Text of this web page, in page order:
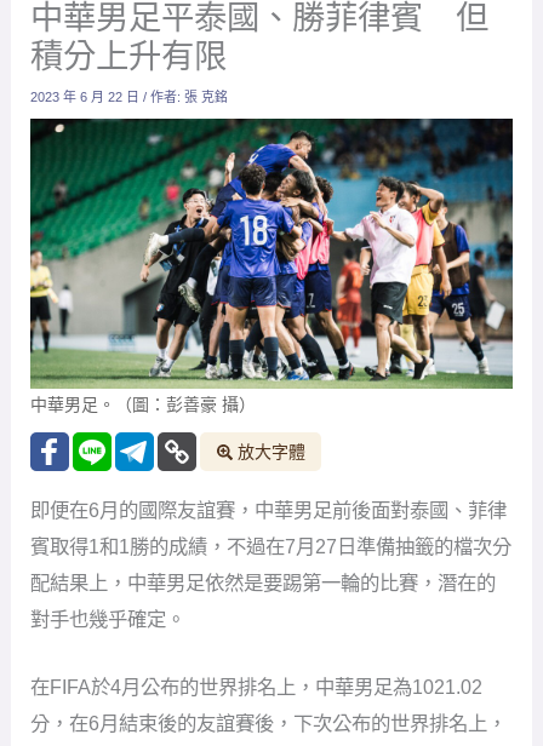
中華男足平泰國、勝菲律賓 但
積分上升有限
2023 年 6 月 22 日/ 作者:張 克銘
中華男足。（圖：彭善豪 攝）
放大字體
即便在6月的國際友誼賽，中華男足前後面對泰國、菲律
賓取得1和1勝的成績，不過在7月27日準備抽籤的檔次分
配結果上，中華男足依然是要踢第一輪的比賽，潛在的
對手也幾乎確定。
在FIFA於4月公布的世界排名上，中華男足為1021.02
分，在6月結束後的友誼賽後，下次公布的世界排名上，